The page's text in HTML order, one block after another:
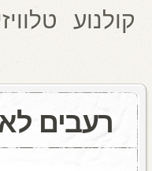
קולנוע
רעבים